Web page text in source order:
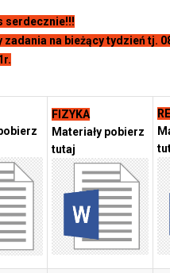
serdecznie!!!
zadania na bieżący tydzień tj.
FIZYKA
Materiały pobierz
tutaj